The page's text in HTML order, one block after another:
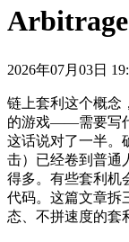
Arbitrage
2026年07月03日
链上套利这个概念
的游戏——需要写
这话说对了一半。
击）已经卷到普通
得多。有些套利机
代码。这篇文章拆
态、不拼速度的套